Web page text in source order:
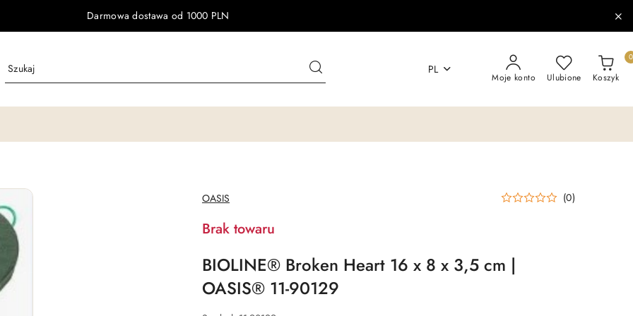
Darmowa dostawa od 1000 PLN
PL
Moje konto Ulubione Koszyk
0
NAZWA
PRODUCENTA:
OASIS (0)
Brak towaru
BIOLINE® Broken Heart 16 x 8 x 3,5 cm |
OASIS® 11-90129